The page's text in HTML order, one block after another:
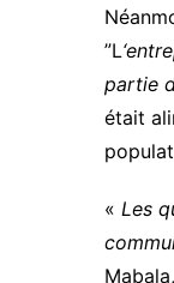
”L
partie
était
« Les